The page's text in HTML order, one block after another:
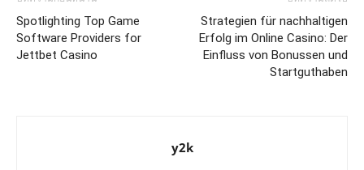
Spotlighting Top Game
Software Providers for
Jettbet Casino
Strategien für nachhaltigen
Erfolg im Online Casino: Der
Einfluss von Bonussen und
Startguthaben
y2k